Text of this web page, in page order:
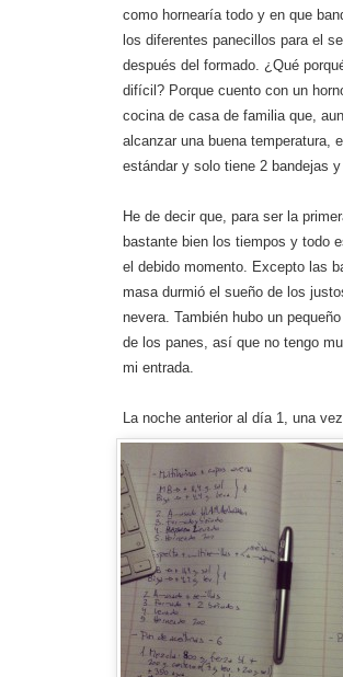
como hornearía todo y en que
los diferentes panecillos para el
después del formado. ¿Qué
difícil? Porque cuento con un
cocina de casa de familia que,
alcanzar una buena temperatura,
estándar y solo tiene 2 bandejas
He de decir que, para ser la
bastante bien los tiempos y todo
el debido momento. Excepto las
masa durmió el sueño de los
nevera. También hubo un
de los panes, así que no tengo
mi entrada.
La noche anterior al día 1, una